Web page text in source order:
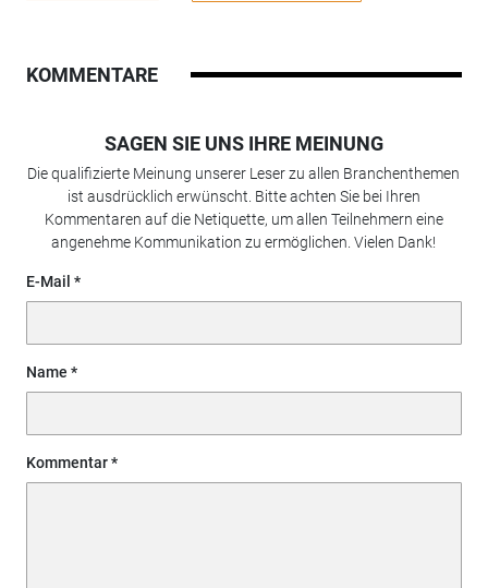
KOMMENTARE
SAGEN SIE UNS IHRE MEINUNG
Die qualifizierte Meinung unserer Leser zu allen Branchenthemen
ist ausdrücklich erwünscht. Bitte achten Sie bei Ihren
Kommentaren auf die Netiquette, um allen Teilnehmern eine
angenehme Kommunikation zu ermöglichen. Vielen Dank!
E-Mail
Name
Kommentar